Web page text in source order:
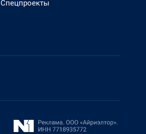
Спецпроекты